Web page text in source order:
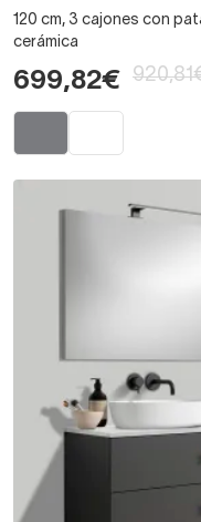
120 cm, 3 cajones con
cerámica
699,82€